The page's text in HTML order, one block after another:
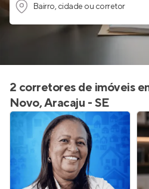
Bairro, cidade ou corretor
2 corretores de imóveis
Novo, Aracaju - SE